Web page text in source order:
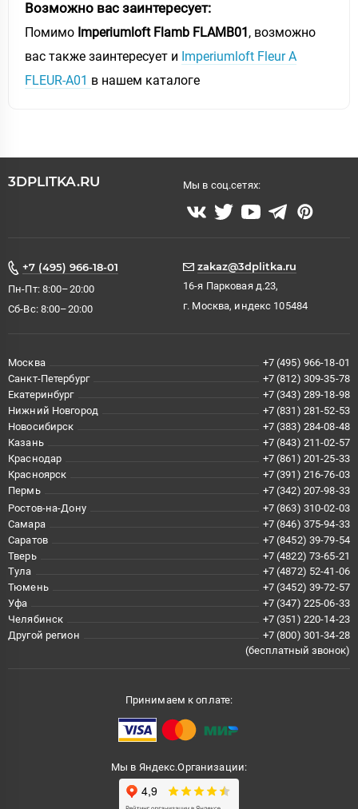
Возможно вас заинтересует:
Помимо Imperiumloft Flamb FLAMB01, возможно
вас также заинтересует и Imperiumloft Fleur A
FLEUR-A01 в нашем каталоге
3DPLITKA.RU Мы в соц.сетях:
+7 (495) 966-18-01
Пн-Пт: 8:00–20:00
Сб-Вс: 8:00–20:00
zakaz@3dplitka.ru
16-я Парковая д.23,
г. Москва, индекс 105484
Москва
+7 (495) 966-18-01
Санкт-Петербург
+7 (812) 309-35-78
Екатеринбург
+7 (343) 289-18-98
Нижний Новгород
+7 (831) 281-52-53
Новосибирск
+7 (383) 284-08-48
Казань
+7 (843) 211-02-57
Краснодар
+7 (861) 201-25-33
Красноярск
+7 (391) 216-76-03
Пермь
+7 (342) 207-98-33
Ростов-на-Дону
+7 (863) 310-02-03
Самара
+7 (846) 375-94-33
Саратов
+7 (8452) 39-79-54
Тверь
+7 (4822) 73-65-21
Тула
+7 (4872) 52-41-06
Тюмень
+7 (3452) 39-72-57
Уфа
+7 (347) 225-06-33
Челябинск
+7 (351) 220-14-23
Другой регион
+7 (800) 301-34-28
(бесплатный звонок)
Принимаем к оплате:
Мы в Яндекс.Организации: